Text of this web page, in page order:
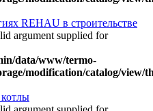
REHAU в строительстве
argument supplied for
data/www/termo-
modification/catalog/view/